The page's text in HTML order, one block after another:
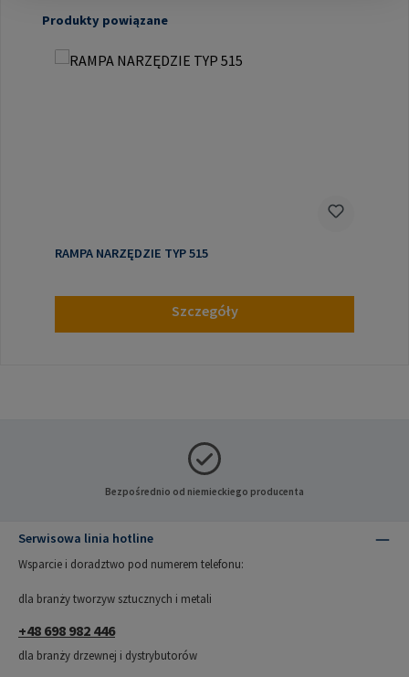
Pomiń galerię produktów
Produkty powiązane
RAMPA NARZĘDZIE TYP 515
Szczegóły
Bezpośrednio od niemieckiego producenta
Serwisowa linia hotline
Wsparcie i doradztwo pod numerem telefonu:
dla branży tworzyw sztucznych i metali
+48 698 982 446
dla branży drzewnej i dystrybutorów